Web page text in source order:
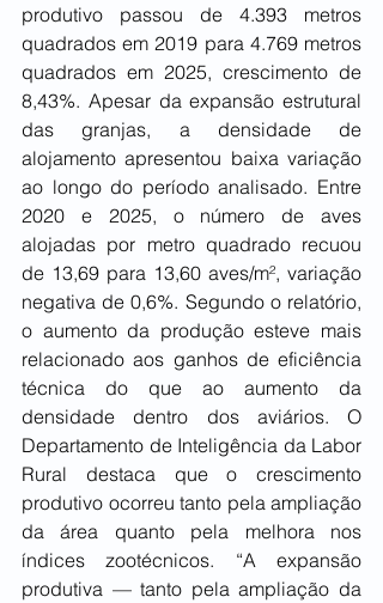
produtivo passou de 4.393 metros
quadrados em 2019 para 4.769 metros
quadrados em 2025, crescimento de
8,43%. Apesar da expansão estrutural
das granjas, a densidade de
alojamento apresentou baixa variação
ao longo do período analisado. Entre
2020 e 2025, o número de aves
alojadas por metro quadrado recuou
de 13,69 para 13,60 aves/m², variação
negativa de 0,6%. Segundo o relatório,
o aumento da produção esteve mais
relacionado aos ganhos de eficiência
técnica do que ao aumento da
densidade dentro dos aviários. O
Departamento de Inteligência da Labor
Rural destaca que o crescimento
produtivo ocorreu tanto pela ampliação
da área quanto pela melhora nos
índices zootécnicos. “A expansão
produtiva — tanto pela ampliação da